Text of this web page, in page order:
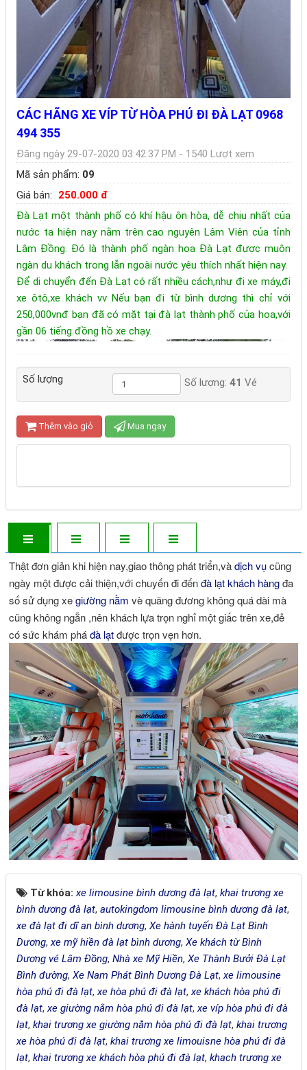
CÁC HÃNG XE VÍP TỪ HÒA PHÚ ĐI ĐÀ LẠT 0968
494 355
Đăng ngày 29-07-2020 03:42:37 PM - 1540 Lượt xem
Mã sản phẩm: 09
Giá bán:
250.000 đ
Đà Lạt một thành phố có khí hậu ôn hòa, dễ chịu nhất của
nước ta hiện nay nằm trên cao nguyên Lâm Viên của tỉnh
Lâm Đồng. Đó là thành phố ngàn hoa Đà Lạt được muôn
ngàn du khách trong lẫn ngoài nước yêu thích nhất hiện nay.
Để di chuyển đến Đà Lạt có rất nhiều cách,như đi xe máy,đi
xe ôtô,xe khách vv Nếu bạn đi từ bình dương thì chỉ với
250,000vnđ bạn đã có mặt tại đà lạt thành phố của hoa,với
gần 06 tiếng đồng hồ xe chạy.
Số lượng Số lượng: 41 Vé
Thêm vào giỏ Mua ngay
Thật đơn giản khi hiện nay,giao thông phát triển,vàdịch vụcũng
ngày một được cải thiện,với chuyến đi đếnđà lạt khách hàngđa
số sử dụng xegiường nằm vè quãng đương không quá dài mà
cũng không ngẵn ,nên khách lựa trọn nghỉ một giấc trên xe,đẻ
có sức khám pháđà lạtđược trọn vẹn hơn.
Từ khóa:xe limousine bình dương đà lạt,khai trương xe
bình dương đà lạt,autokingdom limousine bình dương đà lạt,
xe đà lạt đi dĩ an bình dương,Xe hành tuyến Đà Lạt Bình
Dương,xe mỹ hiền đà lạt bình dương,Xe khách từ Bình
Dương vé Lâm Đồng,Nhà xe Mỹ Hiền,Xe Thành Bưởi Đà Lạt
Bình đường,Xe Nam Phát Bình Dương Đà Lạt,xe limousine
hòa phú đi đà lạt,xe hòa phú đi đà lạt,xe khách hòa phú đi
đà lạt,xe giường nằm hòa phú đi đà lạt,xe víp hòa phú đi đà
lạt,khai trương xe giường nằm hòa phú đi đà lạt,khai trương
xe hòa phú đi đà lạt,khai trương xe limouisne hòa phú đi đà
lạt,khai trương xe khách hòa phú đi đà lạt,khach trương xe